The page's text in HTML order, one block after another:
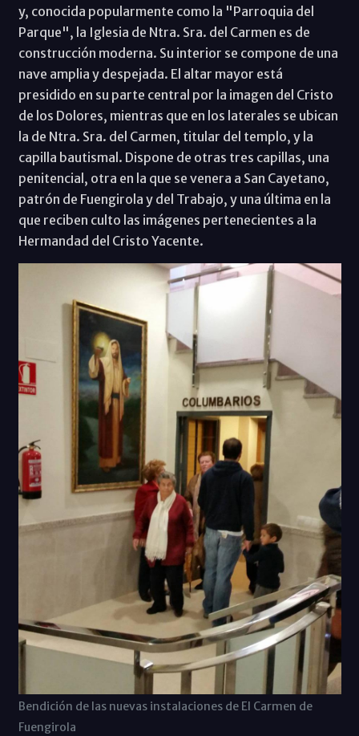
y, conocida popularmente como la "Parroquia del
Parque", la Iglesia de Ntra. Sra. del Carmen es de
construcción moderna. Su interior se compone de una
nave amplia y despejada. El altar mayor está
presidido en su parte central por la imagen del Cristo
de los Dolores, mientras que en los laterales se ubican
la de Ntra. Sra. del Carmen, titular del templo, y la
capilla bautismal. Dispone de otras tres capillas, una
penitencial, otra en la que se venera a San Cayetano,
patrón de Fuengirola y del Trabajo, y una última en la
que reciben culto las imágenes pertenecientes a la
Hermandad del Cristo Yacente.
Bendición de las nuevas instalaciones de El Carmen de
Fuengirola